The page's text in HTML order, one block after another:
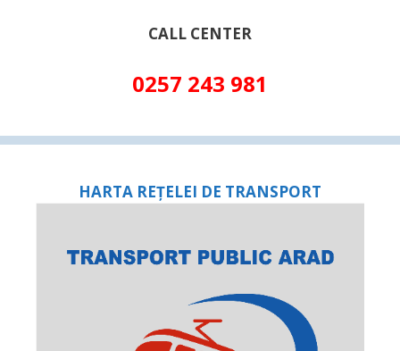
CALL CENTER
0257 243 981
HARTA REȚELEI DE TRANSPORT